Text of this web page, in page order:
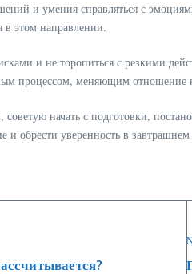
и умения справляться с
в этом направлении.
и не торопиться с резкими
процессом, меняющим отношение
начать с подготовки,
и обрести уверенность в